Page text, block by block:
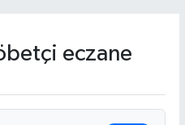
eczane